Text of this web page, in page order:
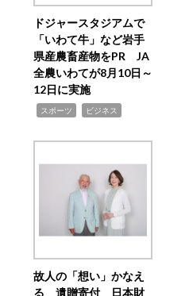
ドジャースタジアムで
「いわて牛」など岩手
県産農畜産物をPR JA
全農いわてが8月10日～
12日に実施
スポーツ ビジネス
故人の「想い」かなえ
る 遺贈寄付 日本財